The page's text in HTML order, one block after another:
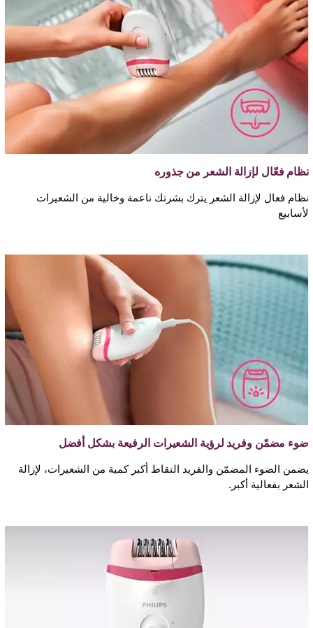
نظام فعّال لإزالة الشعر من جذوره
نظام فعال لإزالة الشعر يترك بشرتك ناعمة وخالية من الشعيرات
لأسابيع
ضوء مضمّن وفريد لرؤية الشعيرات الرفيعة بشكل أفضل
يضمن الضوء المضمّن والفريد التقاط أكبر كمية من الشعيرات، لإزالة
الشعر بفعالية أكبر.